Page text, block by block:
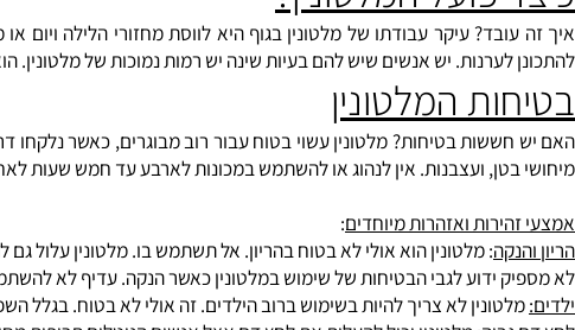
המלטונין?
עיקר עבודתו של מלטונין בגוף היא לווסת מחזורי הלילה ויום או
יש אנשים שיש להם בעיות שינה יש רמות נמוכות של מלטונין. הוא
המלטונין
בטיחות? מלטונין עשוי בטוח עבור רוב מבוגרים, כאשר נלקחו דרך
ועצבנות. אין לנהוג או להשתמש במכונות לארבע עד חמש שעות לאחר